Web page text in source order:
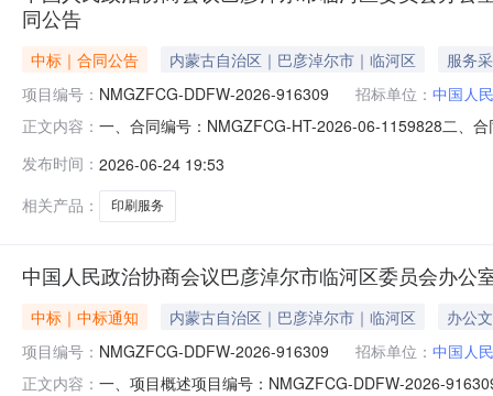
同公告
中标｜合同公告 内蒙古自治区｜巴彦淖尔市｜临河区
服务
项目编号： NMGZFCG-DDFW-2026-916309 招标单位： 中国人
正文内容： 一、合同编号：NMGZFCG-HT-2026-06-1159828二、
委员会办公室地址：内蒙古自治区_巴彦淖尔市_临河区
发布时间： 2026-06-24 19:53
相关产品：
印刷服务
中国人民政治协商会议巴彦淖尔市临河区委员会办公
中标｜中标通知 内蒙古自治区｜巴彦淖尔市｜临河区
办公
项目编号： NMGZFCG-DDFW-2026-916309 招标单位： 中国人
正文内容： 一、项目概述项目编号：NMGZFCG-DDFW-2026-